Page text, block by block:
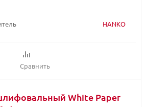
HANKO
Сравнить
White Paper